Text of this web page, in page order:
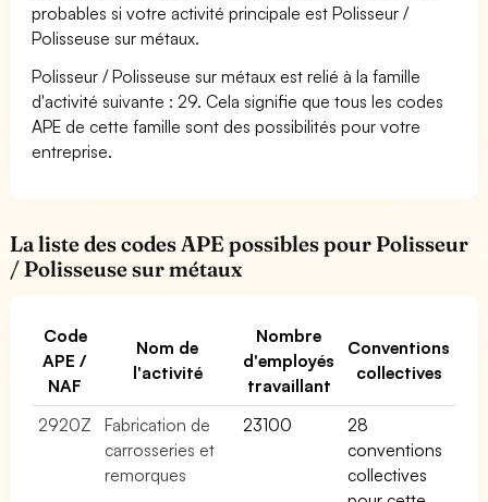
probables si votre activité principale est Polisseur /
Polisseuse sur métaux.
Polisseur / Polisseuse sur métaux est relié à la famille
d'activité suivante : 29. Cela signifie que tous les codes
APE de cette famille sont des possibilités pour votre
entreprise.
La liste des codes APE possibles pour Polisseur
/ Polisseuse sur métaux
Code
APE /
NAF
Nom de
l'activité
Nombre
d'employés
travaillant
Conventions
collectives
2920Z
Fabrication de
carrosseries et
remorques
23100
28
conventions
collectives